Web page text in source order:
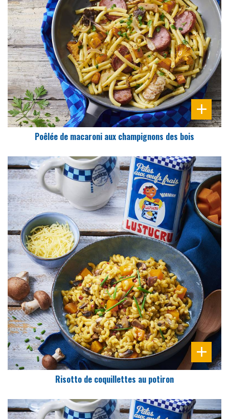
PRÉPARATION
20 Min
Poêlée de macaroni aux champignons des bois
DIFFICULTÉ
PRÉPARATION
10 Min
Risotto de coquillettes au potiron